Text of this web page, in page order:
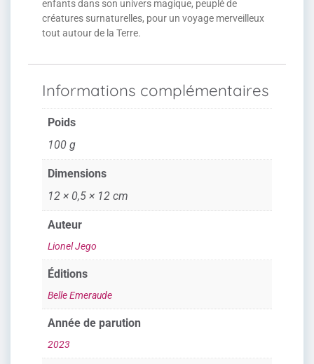
enfants dans son univers magique, peuplé de
créatures surnaturelles, pour un voyage merveilleux
tout autour de la Terre.
Informations complémentaires
Poids
100 g
Dimensions
12 × 0,5 × 12 cm
Auteur
Lionel Jego
Éditions
Belle Emeraude
Année de parution
2023